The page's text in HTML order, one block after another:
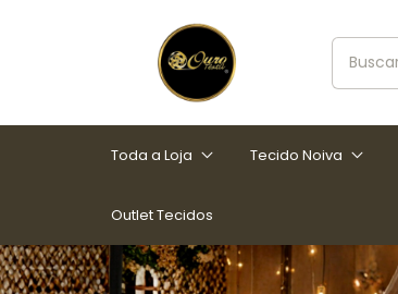
Toda a Loja Tecido Noiva
Outlet Tecidos